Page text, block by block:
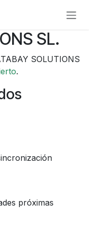
SL.
SOLUTIONS
.
próximas